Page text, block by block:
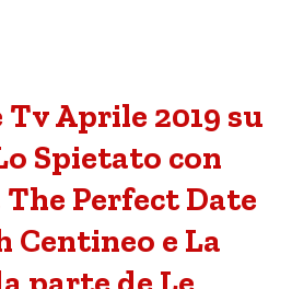
Tv Aprile 2019 su
Spietato con
Perfect Date
Centineo e La